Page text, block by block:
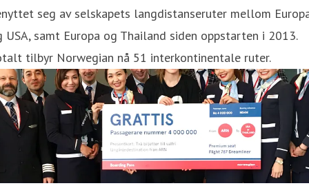
seg av selskapets langdistanseruter mellom
USA, samt Europa og Thailand siden oppstarten i 2013.
tilbyr Norwegian nå 51 interkontinentale ruter.